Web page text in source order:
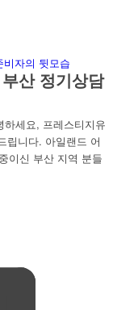
산 정기상담
세요, 프레스티지유
립니다. 아일랜드 어
이신 부산 지역 분들